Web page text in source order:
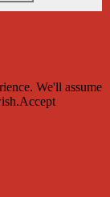
We'll assume
Accept